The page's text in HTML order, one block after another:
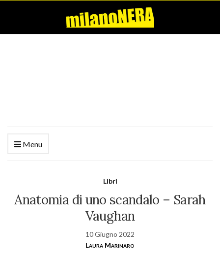
Menu
Libri
Anatomia di uno scandalo – Sarah
Vaughan
10 Giugno 2022
Laura Marinaro